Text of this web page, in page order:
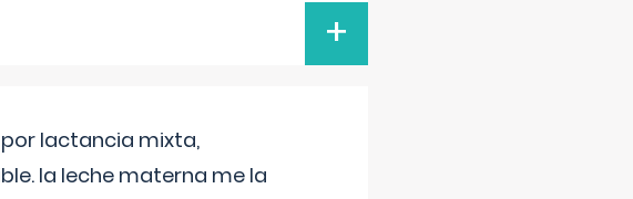
+
lactancia mixta,
la leche materna me la